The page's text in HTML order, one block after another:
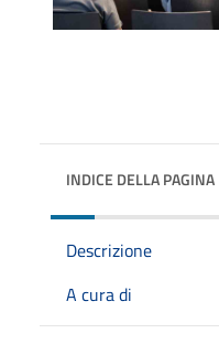
INDICE DELLA PAGINA
Descrizione
A cura di